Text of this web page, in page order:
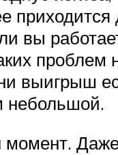
приходится
вы
проблем
выигрыш
небольшой.